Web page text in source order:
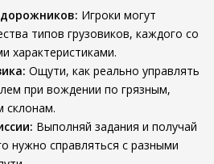
Игроки могут
типов грузовиков, каждого со
характеристиками.
Ощути, как реально управлять
при вождении по грязным,
склонам.
Выполняй задания и получай
нужно справляться с разными